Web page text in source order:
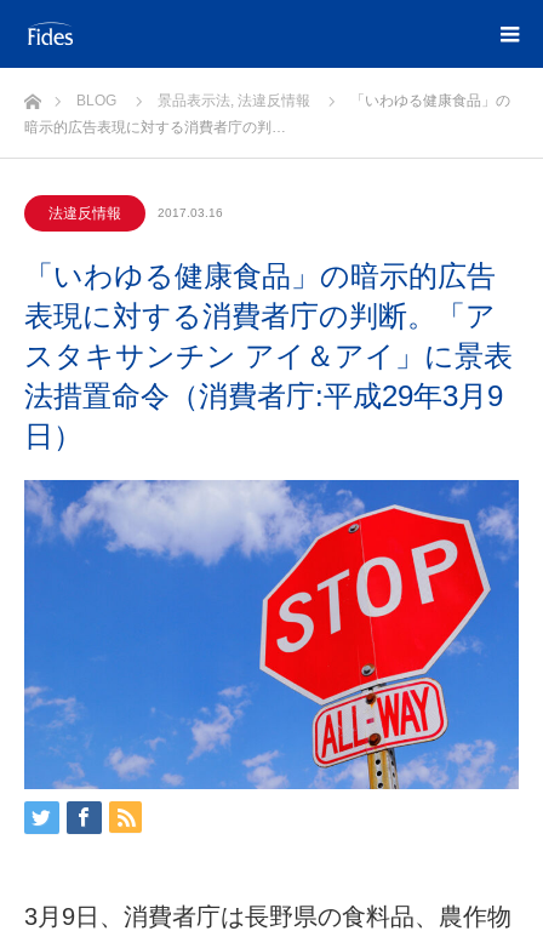
ホームBLOG 景品表示法, 法違反情報
「いわゆる健康食品」の
暗示的広告表現に対する消費者庁の判…
法違反情報 2017.03.16
「いわゆる健康食品」の暗示的広告
表現に対する消費者庁の判断。「ア
スタキサンチン アイ＆アイ」に景表
法措置命令（消費者庁:平成29年3月9
日）
3月9日、消費者庁は長野県の食料品、農作物